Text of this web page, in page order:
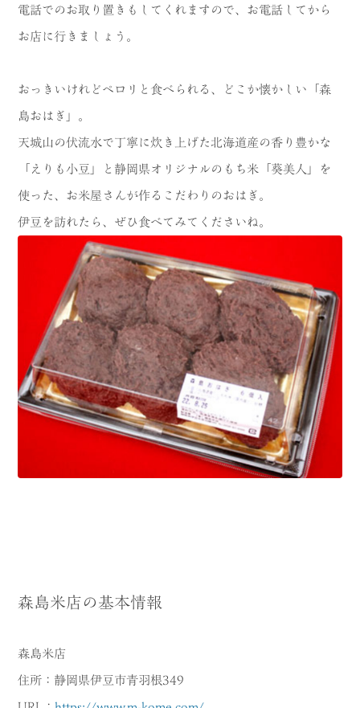
電話でのお取り置きもしてくれますので、お電話してから
お店に行きましょう。
おっきいけれどペロリと食べられる、どこか懐かしい「森
島おはぎ」。
天城山の伏流水で丁寧に炊き上げた北海道産の香り豊かな
「えりも小豆」と静岡県オリジナルのもち米「葵美人」を
使った、お米屋さんが作るこだわりのおはぎ。
伊豆を訪れたら、ぜひ食べてみてくださいね。
森島米店の基本情報
森島米店
住所：静岡県伊豆市青羽根349